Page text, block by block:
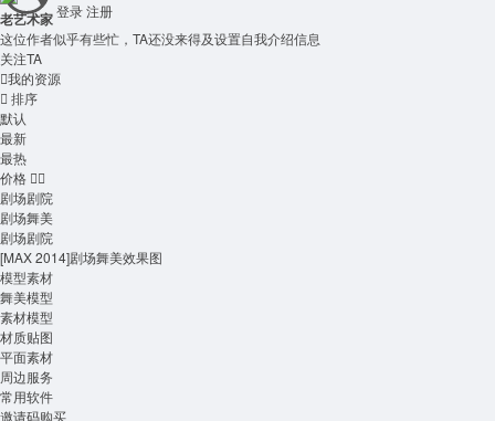
登录注册
老艺术家
这位作者似乎有些忙，TA还没来得及设置自我介绍信息
关注TA
我的资源
 排序
默认
最新
最热
价格 
剧场剧院
剧场舞美
剧场剧院
[MAX 2014]剧场舞美效果图
模型素材
舞美模型
素材模型
材质贴图
平面素材
周边服务
常用软件
邀请码购买